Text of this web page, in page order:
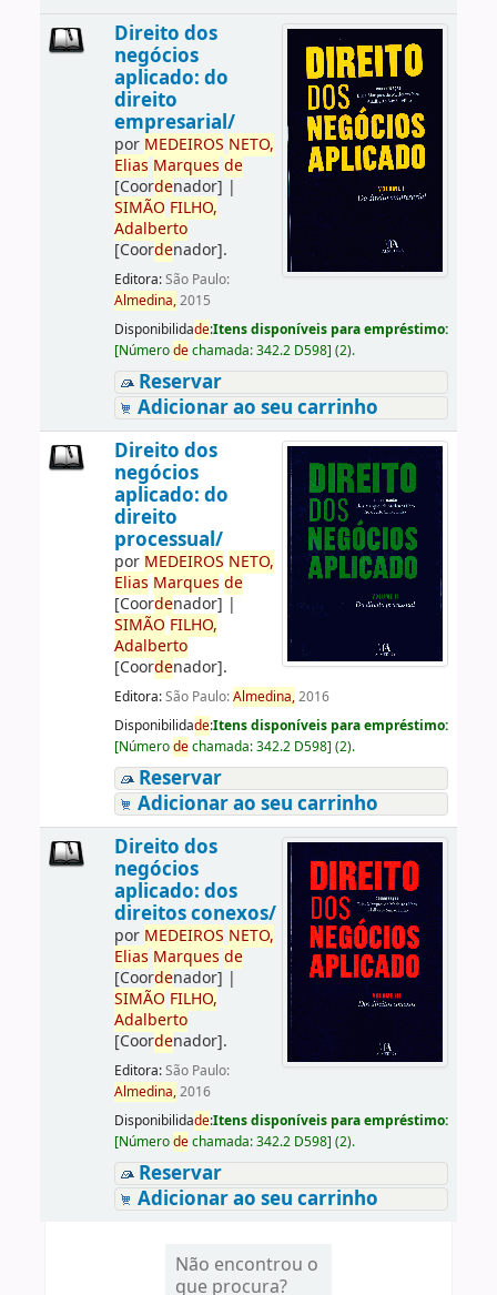
Direito dos
negócios
aplicado: do
direito
empresarial/
por MEDEIROS NETO,
Elias Marques de
[Coordenador] |
SIMÃO FILHO,
Adalberto
[Coordenador].
Editora:São Paulo:
Almedina,2015
Disponibilidade:Itens disponíveis para empréstimo:
[Númerodechamada:342.2 D598] (2).
Reservar
Adicionar ao seu carrinho
Direito dos
negócios
aplicado: do
direito
processual/
por MEDEIROS NETO,
Elias Marques de
[Coordenador] |
SIMÃO FILHO,
Adalberto
[Coordenador].
Editora:São Paulo:Almedina,2016
Disponibilidade:Itens disponíveis para empréstimo:
[Númerodechamada:342.2 D598] (2).
Reservar
Adicionar ao seu carrinho
Direito dos
negócios
aplicado: dos
direitos conexos/
por MEDEIROS NETO,
Elias Marques de
[Coordenador] |
SIMÃO FILHO,
Adalberto
[Coordenador].
Editora:São Paulo:
Almedina,2016
Disponibilidade:Itens disponíveis para empréstimo:
[Númerodechamada:342.2 D598] (2).
Reservar
Adicionar ao seu carrinho
Não encontrou o
que procura?